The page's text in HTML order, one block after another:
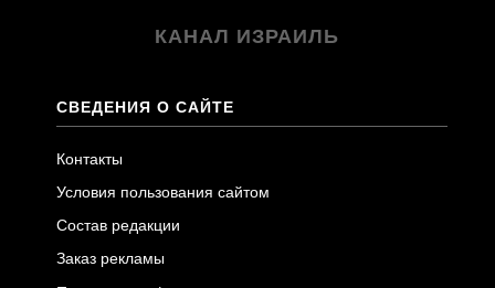
КАНАЛ ИЗРАИЛЬ
СВЕДЕНИЯ О САЙТЕ
Контакты
Условия пользования сайтом
Состав редакции
Заказ рекламы